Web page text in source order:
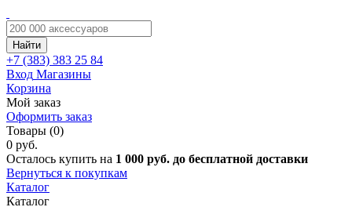
Найти
+7 (383) 383 25 84
Вход Магазины
Корзина
Мой заказ
Оформить заказ
Товары (0)
0 руб.
Осталось купить на 1 000 руб. до бесплатной доставки
Вернуться к покупкам
Каталог
Каталог